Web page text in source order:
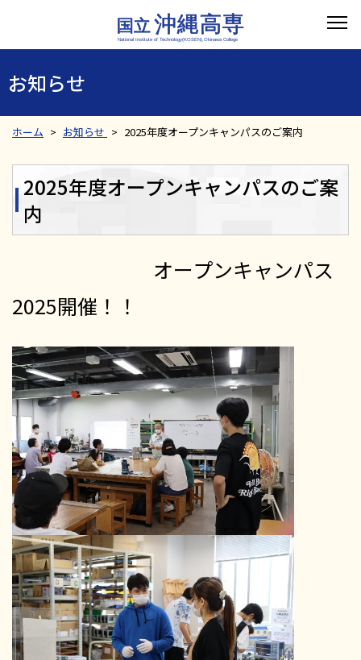
お知らせ
ホーム お知らせ 2025年度オープンキャンパスのご案内
2025年度オープンキャンパスのご案
内
オープンキャンパス
2025開催！！